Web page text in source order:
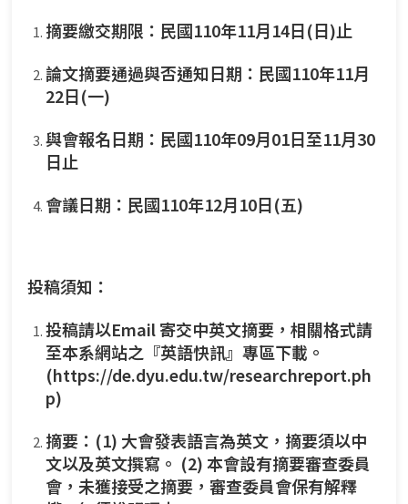
摘要繳交期限：民國110年11月14日(日)止
論文摘要通過與否通知日期：民國110年11月
22日(一)
與會報名日期：民國110年09月01日至11月30
日止
會議日期：民國110年12月10日(五)
投稿須知：
投稿請以Email 寄交中英文摘要，相關格式請
至本系網站之『英語快訊』專區下載。
(https://de.dyu.edu.tw/researchreport.ph
p)
摘要：(1) 大會發表語言為英文，摘要須以中
文以及英文撰寫。 (2) 本會設有摘要審查委員
會，未獲接受之摘要，審查委員會保有解釋